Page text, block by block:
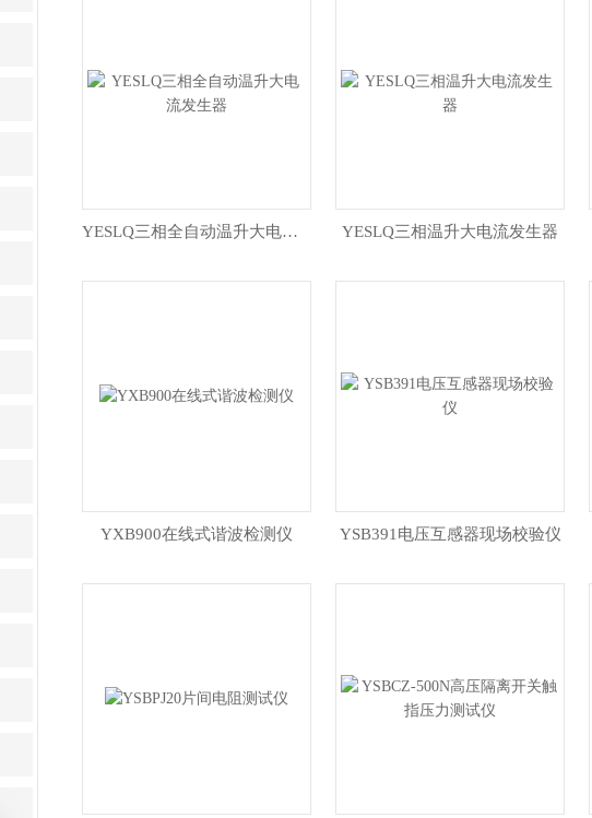
YESLQ三相全自动温升大电流发生器 YESLQ三相温升大电流发生器
YXB900在线式谐波检测仪 YSB391电压互感器现场校验仪